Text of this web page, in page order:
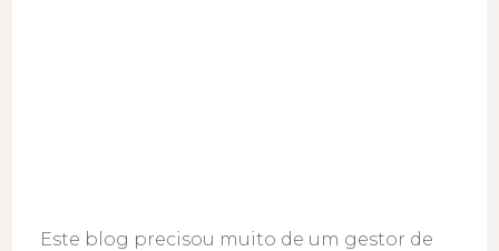
Este blog precisou muito de um gestor de